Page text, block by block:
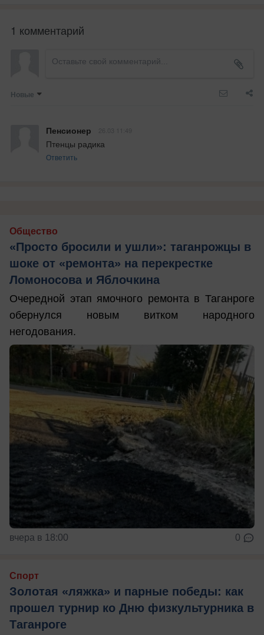
1 комментарий
Новые
Пенсионер
Птенцы радика
Ответить
Общество
«Просто бросили и ушли»: таганрожцы в
шоке от «ремонта» на перекрестке
Ломоносова и Яблочкина
Очередной этап ямочного ремонта в Таганроге
обернулся новым витком народного
негодования.
вчера в 18:00 0
Спорт
Золотая «ляжка» и парные победы: как
прошел турнир ко Дню физкультурника в
Таганроге